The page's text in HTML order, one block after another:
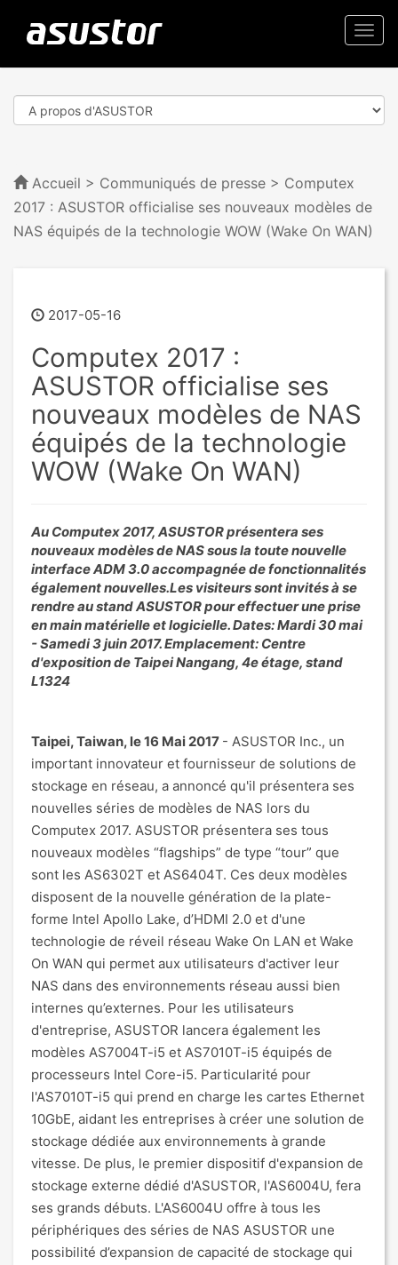
Accueil > Communiqués de presse > Computex
2017 : ASUSTOR officialise ses nouveaux modèles de
NAS équipés de la technologie WOW (Wake On WAN)
2017-05-16
Computex 2017 :
ASUSTOR officialise ses
nouveaux modèles de NAS
équipés de la technologie
WOW (Wake On WAN)
Au Computex 2017, ASUSTOR présentera ses
nouveaux modèles de NAS sous la toute nouvelle
interface ADM 3.0 accompagnée de fonctionnalités
également nouvelles.Les visiteurs sont invités à se
rendre au stand ASUSTOR pour effectuer une prise
en main matérielle et logicielle. Dates: Mardi 30 mai
- Samedi 3 juin 2017. Emplacement: Centre
d'exposition de Taipei Nangang, 4e étage, stand
L1324
Taipei, Taiwan, le 16 Mai 2017 - ASUSTOR Inc., un
important innovateur et fournisseur de solutions de
stockage en réseau, a annoncé qu'il présentera ses
nouvelles séries de modèles de NAS lors du
Computex 2017. ASUSTOR présentera ses tous
nouveaux modèles “flagships” de type “tour” que
sont les AS6302T et AS6404T. Ces deux modèles
disposent de la nouvelle génération de la plate-
forme Intel Apollo Lake, d’HDMI 2.0 et d'une
technologie de réveil réseau Wake On LAN et Wake
On WAN qui permet aux utilisateurs d'activer leur
NAS dans des environnements réseau aussi bien
internes qu’externes. Pour les utilisateurs
d'entreprise, ASUSTOR lancera également les
modèles AS7004T-i5 et AS7010T-i5 équipés de
processeurs Intel Core-i5. Particularité pour
l'AS7010T-i5 qui prend en charge les cartes Ethernet
10GbE, aidant les entreprises à créer une solution de
stockage dédiée aux environnements à grande
vitesse. De plus, le premier dispositif d'expansion de
stockage externe dédié d'ASUSTOR, l'AS6004U, fera
ses grands débuts. L'AS6004U offre à tous les
périphériques des séries de NAS ASUSTOR une
possibilité d’expansion de capacité de stockage qui